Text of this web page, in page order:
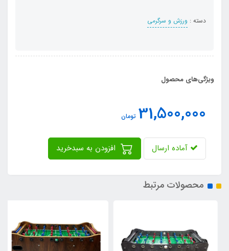
دسته : ورزش و سرگرمی
ویژگی‌های محصول
31,500,000 تومان
آماده ارسال
محصولات مرتبط